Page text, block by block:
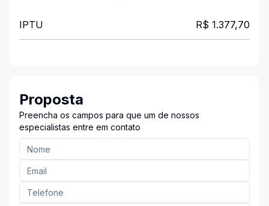
IPTU R$ 1.377,70
Proposta
Preencha os campos para que um de nossos
especialistas entre em contato